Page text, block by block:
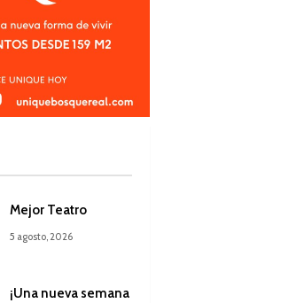
Mejor Teatro
5 agosto, 2026
¡Una nueva semana